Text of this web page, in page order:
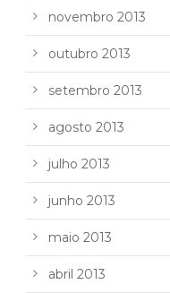
novembro 2013
outubro 2013
setembro 2013
agosto 2013
julho 2013
junho 2013
maio 2013
abril 2013